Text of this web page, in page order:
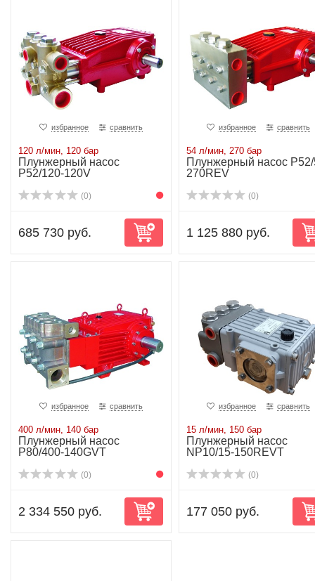
избранное сравнить
120 л/мин, 120 бар
Плунжерный насос
P52/120-120V
(0)
685 730 руб.
избранное сравнить
54 л/мин, 270 бар
Плунжерный насос
270REV
(0)
1 125 880 руб.
избранное сравнить
400 л/мин, 140 бар
Плунжерный насос
P80/400-140GVT
(0)
2 334 550 руб.
избранное сравнить
15 л/мин, 150 бар
Плунжерный насос
NP10/15-150REVT
(0)
177 050 руб.